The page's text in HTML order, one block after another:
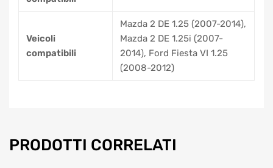
Veicoli
compatibili
Mazda 2 DE 1.25 (2007-2014),
Mazda 2 DE 1.25i (2007-
2014), Ford Fiesta VI 1.25
(2008-2012)
PRODOTTI CORRELATI